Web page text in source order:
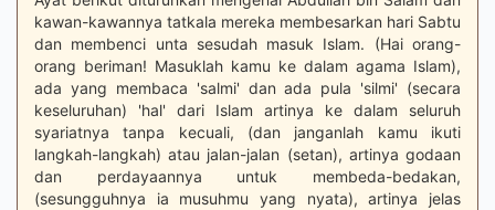
kawan-kawannya tatkala mereka membesarkan hari Sabtu
dan membenci unta sesudah masuk Islam. (Hai orang-
orang beriman! Masuklah kamu ke dalam agama Islam),
ada yang membaca 'salmi' dan ada pula 'silmi' (secara
keseluruhan) 'hal' dari Islam artinya ke dalam seluruh
syariatnya tanpa kecuali, (dan janganlah kamu ikuti
langkah-langkah) atau jalan-jalan (setan), artinya godaan
dan perdayaannya untuk membeda-bedakan,
(sesungguhnya ia musuhmu yang nyata), artinya jelas